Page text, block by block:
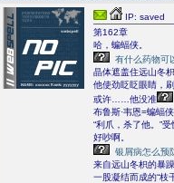
IP: saved
第162章
哈，蝙蝠侠。
有什么药物可
晶体遮盖住远山冬
他使劲眨眨眼睛，
或许……他没准
布鲁斯·韦恩=蝙蝠
“利爪，杀了他。”
好吵啊。
银屑病怎么预
来自远山冬枳的暴
一股凝结而成的“枝